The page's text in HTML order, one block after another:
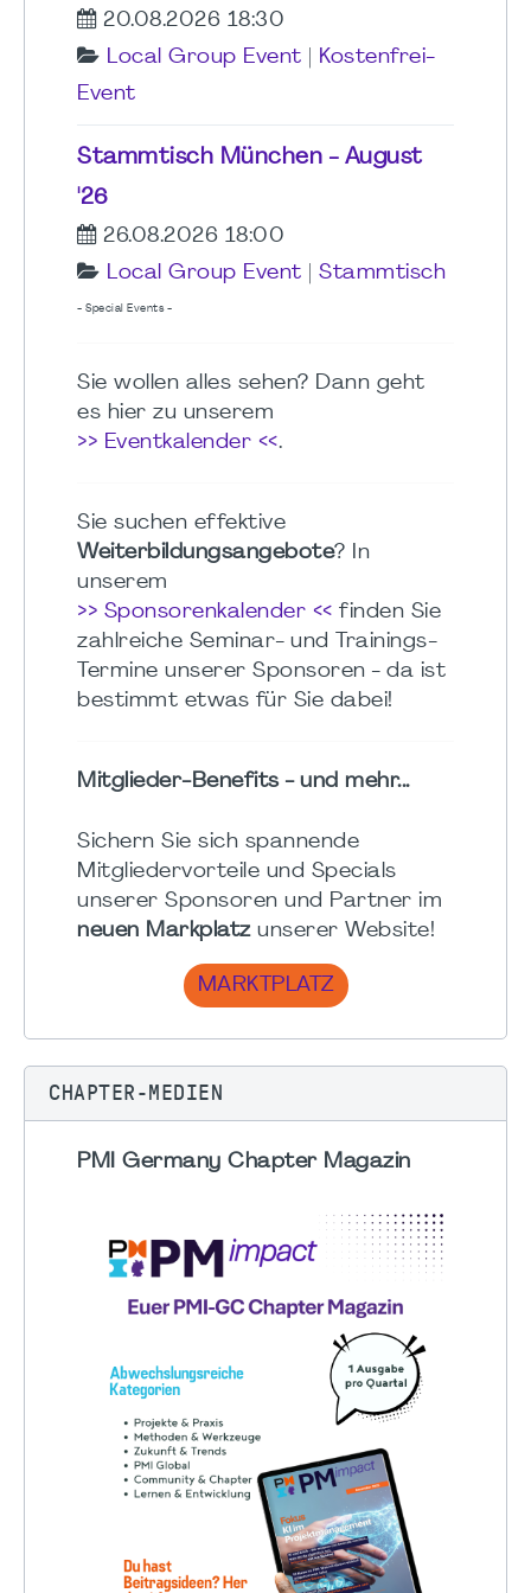
20.08.2026 18:30
Local Group Event
Kostenfrei-
Event
Stammtisch München - August
'26
26.08.2026 18:00
Local Group Event
Stammtisch
- Special Events -
Sie wollen alles sehen? Dann geht
es hier zu unserem
>> Eventkalender <<.
Sie suchen effektive
Weiterbildungsangebote? In
unserem
>> Sponsorenkalender << finden Sie
zahlreiche Seminar- und Trainings-
Termine unserer Sponsoren - da ist
bestimmt etwas für Sie dabei!
Mitglieder-Benefits - und mehr...
Sichern Sie sich spannende
Mitgliedervorteile und Specials
unserer Sponsoren und Partner im
neuen Markplatzunserer Website!
MARKTPLATZ
CHAPTER-MEDIEN
PMI Germany Chapter Magazin